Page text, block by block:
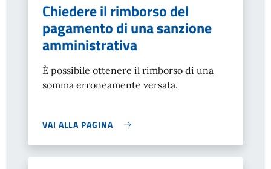
Chiedere il rimborso del
pagamento di una sanzione
amministrativa
È possibile ottenere il rimborso di una
somma erroneamente versata.
VAI ALLA PAGINA